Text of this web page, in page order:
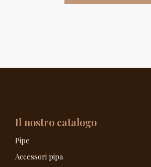
Il nostro catalogo
Pipe
Accessori pipa